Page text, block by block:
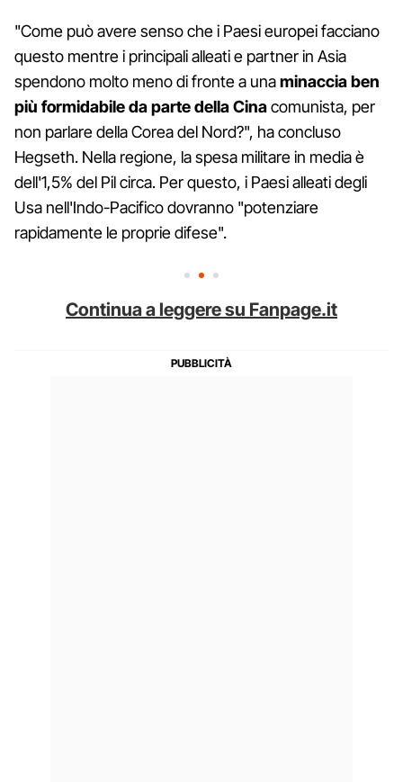
"Come può avere senso che i Paesi europei facciano
questo mentre i principali alleati e partner in Asia
spendono molto meno di fronte a unaminaccia ben
più formidabile da parte della Cinacomunista, per
non parlare della Corea del Nord?", ha concluso
Hegseth. Nella regione, la spesa militare in media è
dell'1,5% del Pil circa. Per questo, i Paesi alleati degli
Usa nell'Indo-Pacifico dovranno "potenziare
rapidamente le proprie difese".
Continua a leggere su Fanpage.it